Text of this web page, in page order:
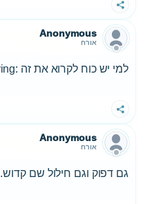
שתף
Anonymous
אורח
למי יש כוח לקרוא את זה :crying:
שתף
Anonymous
אורח
גם דפוק וגם חילול שם קדוש.